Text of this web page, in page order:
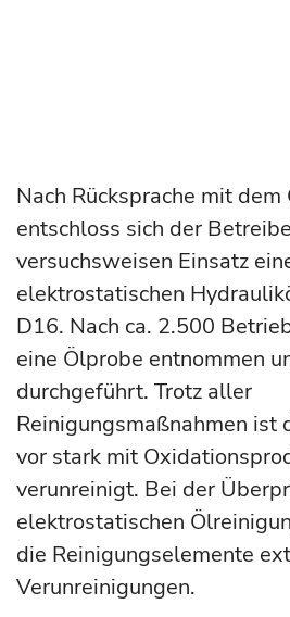
Nach Rücksprache mit
entschloss sich der
versuchsweisen Einsatz
elektrostatischen
D16. Nach ca. 2.500
eine Ölprobe entnommen
durchgeführt. Trotz aller
Reinigungsmaßnahmen ist
vor stark mit
verunreinigt. Bei der
elektrostatischen
die Reinigungselemente
Verunreinigungen.